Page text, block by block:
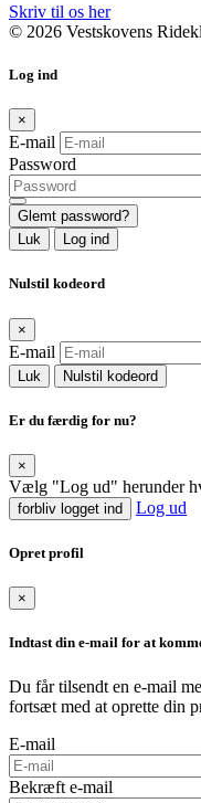
Skriv til os her
© 2026 Vestskovens
Log ind
×
E-mail
Password
Glemt password?
Luk
Log ind
Nulstil kodeord
×
E-mail
Luk Nulstil kodeord
Er du færdig for nu?
×
Vælg "Log ud" herunder
forbliv logget ind Log ud
Opret profil
×
Indtast din e-mail for at
Du får tilsendt en e-mail
fortsæt med at oprette din
E-mail
Bekræft e-mail